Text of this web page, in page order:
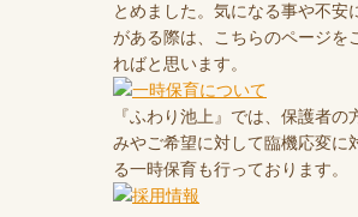
とめました。気になる事や不安
がある際は、こちらのページを
ればと思います。
『ふわり池上』では、保護者の
みやご希望に対して臨機応変に
る一時保育も行っております。